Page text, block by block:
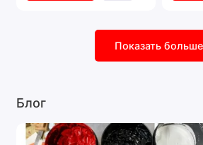
Показать больше
Блог